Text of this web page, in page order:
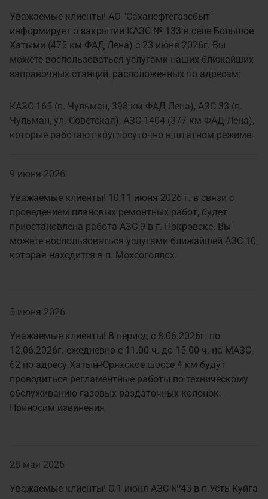
Уважаемые клиенты! АО "Саханефтегазсбыт"
информирует о закрытии КАЗС № 133 в селе Большое
Хатыми (475 км ФАД Лена) с 23 июня 2026г. Вы
можете воспользоваться услугами наших ближайших
заправочных станций, расположенных по адресам:
КАЗС-165 (п. Чульман, 398 км ФАД Лена), АЗС 33 (п.
Чульман, ул. Советская), АЗС 1404 (377 км ФАД Лена),
которые работают круглосуточно в штатном режиме.
9 июня 2026
Уважаемые клиенты! 10,11 июня 2026 г. в связи с
проведением плановых ремонтных работ, будет
приостановлена работа АЗС 9 в г. Покровске. Вы
можете воспользоваться услугами ближайшей АЗС 10,
которая находится в п. Мохсоголлох.
5 июня 2026
Уважаемые клиенты! В период с 8.06.2026г. по
12.06.2026г. ежедневно с 11.00 ч. до 15-00 ч. на МАЗС
62 по адресу Хатын-Юряхское шоссе 4 км будут
проводиться регламентные работы по техническому
обслуживанию газовых раздаточных колонок.
Приносим извинения
28 мая 2026
Уважаемые клиенты! С 1 июня АЗС №43 в п.Усть-Куйга